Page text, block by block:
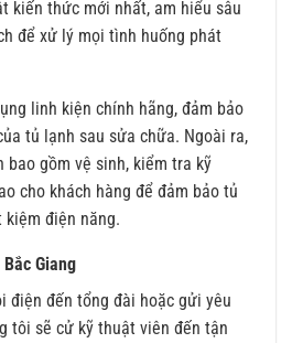
kiến thức mới nhất, am hiểu sâu
để xử lý mọi tình huống phát
linh kiện chính hãng, đảm bảo
tủ lạnh sau sửa chữa. Ngoài ra,
bao gồm vệ sinh, kiểm tra kỹ
cho khách hàng để đảm bảo tủ
điện năng.
Giang
điện đến tổng đài hoặc gửi yêu
tôi sẽ cử kỹ thuật viên đến tận